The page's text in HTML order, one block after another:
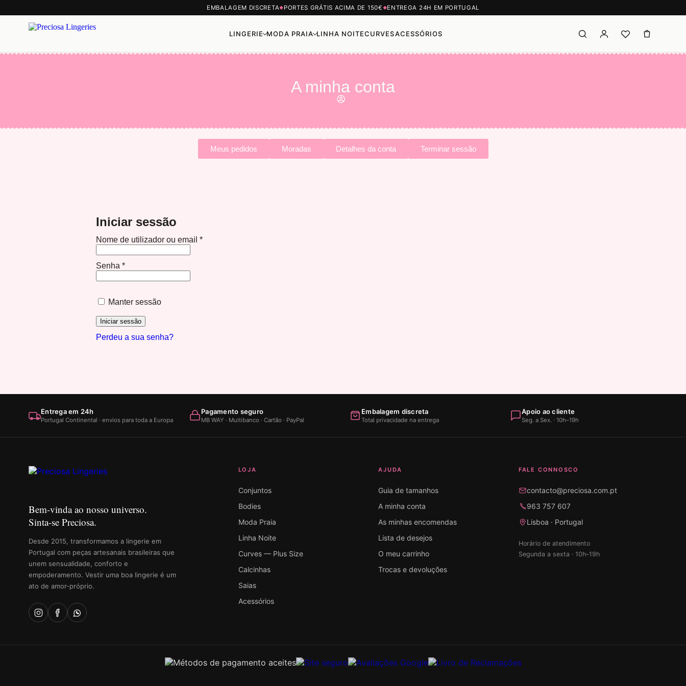
EMBALAGEM DISCRETA◆ PORTES GRÁTIS ACIMA DE 150€ ◆ENTREGA 24H EM PORTUGAL
LINGERIE MODA PRAIA LINHA NOITECURVESACESSÓRIOS
A minha conta
Meus pedidos Moradas Detalhes da conta Terminar sessão
Iniciar sessão
Nome de utilizador ou email *
Senha *
Manter sessão
Iniciar sessão
Perdeu a sua senha?
Entrega em 24h
Portugal Continental · envios para toda a Europa
Pagamento seguro
MB WAY · Multibanco · Cartão · PayPal
Embalagem discreta
Total privacidade na entrega
Apoio ao cliente
Seg. a Sex. · 10h–19h
Bem-vinda ao nosso universo.
Sinta-se Preciosa.
Desde 2015, transformamos a lingerie em
Portugal com peças artesanais brasileiras que
unem sensualidade, conforto e
empoderamento. Vestir uma boa lingerie é um
ato de amor-próprio.
LOJA
Conjuntos
Bodies
Moda Praia
Linha Noite
Curves — Plus Size
Calcinhas
Saias
Acessórios
AJUDA
Guia de tamanhos
A minha conta
As minhas encomendas
Lista de desejos
O meu carrinho
Trocas e devoluções
FALE CONNOSCO
contacto@preciosa.com.pt
963 757 607
Lisboa · Portugal
Horário de atendimento
Segunda a sexta · 10h–19h